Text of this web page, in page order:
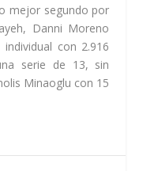
mejor segundo por
Danni Moreno
con 2.916
serie de 13, sin
Minaoglu con 15